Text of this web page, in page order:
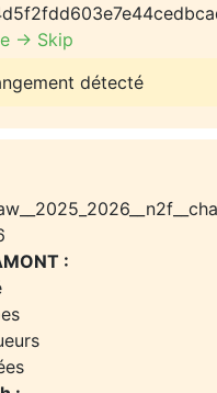
→ Skip
détecté
: